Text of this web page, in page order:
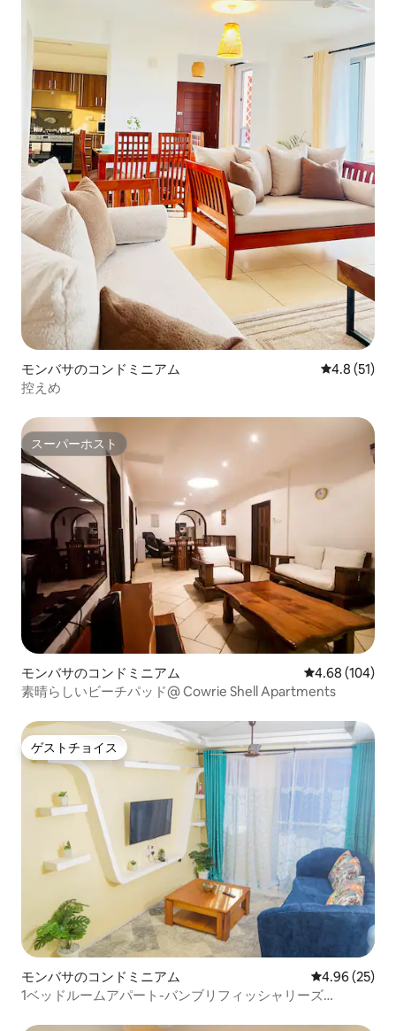
モンバサのコンドミニアム レビュー51
4.8 (51)
控えめ
スーパーホスト
スーパーホスト
モンバサのコンドミニアム レビュー104
4.68 (104)
素晴らしいビーチパッド@ Cowrie Shell Apartments
ゲストチョイス
ゲストチョイス
モンバサのコンドミニアム レビュー25
4.96 (25)
1ベッドルームアパート-バンブリフィッシャリーズ